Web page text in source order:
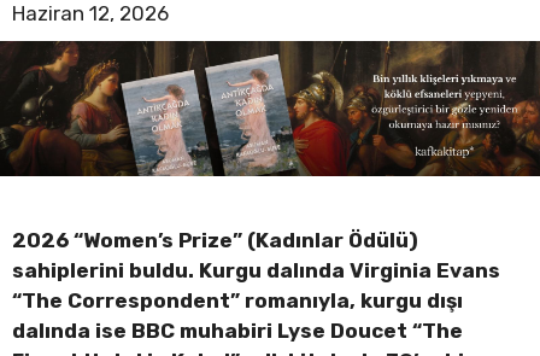
Haziran 12, 2026
2026 “Women’s Prize” (Kadınlar Ödülü)
sahiplerini buldu. Kurgu dalında Virginia Evans
“The Correspondent” romanıyla, kurgu dışı
dalında ise BBC muhabiri Lyse Doucet “The